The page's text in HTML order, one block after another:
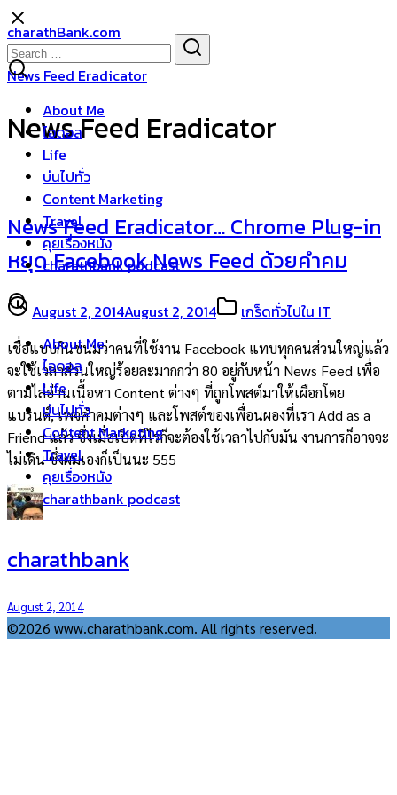
Skip
to
content
charathBank.com
About Me
ไอดอล
Life
บ่นไปทั่ว
Content Marketing
Travel
คุยเรื่องหนัง
charathbank podcast
About Me
ไอดอล
Life
บ่นไปทั่ว
Content Marketing
Travel
คุยเรื่องหนัง
charathbank podcast
Search
for:
News Feed Eradicator
News Feed Eradicator
News Feed Eradicator… Chrome Plug-in
หยุด Facebook News Feed ด้วยคำคม
August 2, 2014August 2, 2014 เกร็ดทั่วไปใน IT
เชื่อแบบกินขนมว่าคนที่ใช้งาน Facebook แทบทุกคนส่วนใหญ่แล้ว
จะใช้เวลาส่วนใหญ่ร้อยละมากกว่า 80 อยู่กับหน้า News Feed เพื่อ
ตามไล่อ่านเนื้อหา Content ต่างๆ ที่ถูกโพสต์มาให้เผือกโดย
แบรนด์, เพจคำคมต่างๆ และโพสต์ของเพื่อนผองที่เรา Add as a
Friend แล้ว ซึ่งเมื่อเปิดทีไรก็จะต้องใช้เวลาไปกับมัน งานการก็อาจจะ
ไม่เดิน ซึ่งผมเองก็เป็นนะ 555
charathbank
August 2, 2014
©2026 www.charathbank.com. All rights reserved.